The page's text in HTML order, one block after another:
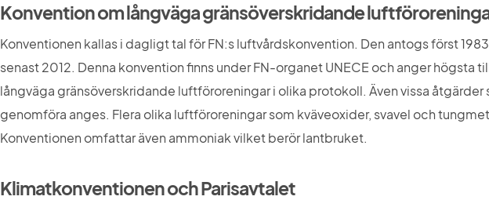
Konvention om långväga gränsöverskridande
Konventionen kallas i dagligt tal för FN:s luftvårdskonvention. Den antogs först
senast 2012. Denna konvention finns under FN-organet UNECE och anger högsta
långväga gränsöverskridande luftföroreningar i olika protokoll. Även vissa åtgärder
genomföra anges. Flera olika luftföroreningar som kväveoxider, svavel och
Konventionen omfattar även ammoniak vilket berör lantbruket.
Klimatkonventionen och Parisavtalet